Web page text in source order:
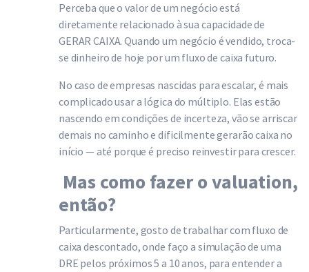
Perceba que o valor de um negócio está
diretamente relacionado à sua capacidade de
GERAR CAIXA. Quando um negócio é vendido, troca-
se dinheiro de hoje por um fluxo de caixa futuro.
No caso de empresas nascidas para escalar, é mais
complicado usar a lógica do múltiplo. Elas estão
nascendo em condições de incerteza, vão se arriscar
demais no caminho e dificilmente gerarão caixa no
início — até porque é preciso reinvestir para crescer.
Mas como fazer o valuation,
então?
Particularmente, gosto de trabalhar com fluxo de
caixa descontado, onde faço a simulação de uma
DRE pelos próximos 5 a 10 anos, para entender a